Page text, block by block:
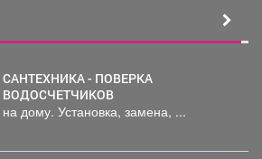
САНТЕХНИКА - ПОВЕРКА
ВОДОСЧЕТЧИКОВ
на дому. Установка, замена, ...